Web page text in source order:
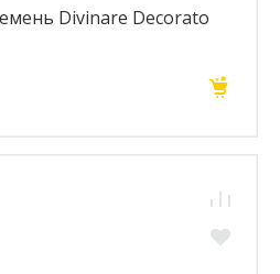
Divinare Decorato